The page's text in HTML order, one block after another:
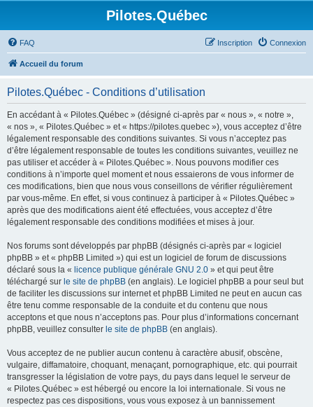
Pilotes.Québec
FAQ Connexion
Inscription
Accueil du forum
Pilotes.Québec - Conditions d’utilisation
En accédant à « Pilotes.Québec » (désigné ci-après par « nous », « notre »,
« nos », « Pilotes.Québec » et « https://pilotes.quebec »), vous acceptez d’être
légalement responsable des conditions suivantes. Si vous n’acceptez pas
d’être légalement responsable de toutes les conditions suivantes, veuillez ne
pas utiliser et accéder à « Pilotes.Québec ». Nous pouvons modifier ces
conditions à n’importe quel moment et nous essaierons de vous informer de
ces modifications, bien que nous vous conseillons de vérifier régulièrement
par vous-même. En effet, si vous continuez à participer à « Pilotes.Québec »
après que des modifications aient été effectuées, vous acceptez d’être
légalement responsable des conditions modifiées et mises à jour.
Nos forums sont développés par phpBB (désignés ci-après par « logiciel
phpBB » et « phpBB Limited ») qui est un logiciel de forum de discussions
déclaré sous la « licence publique générale GNU 2.0 » et qui peut être
téléchargé sur le site de phpBB (en anglais). Le logiciel phpBB a pour seul but
de faciliter les discussions sur internet et phpBB Limited ne peut en aucun cas
être tenu comme responsable de la conduite et du contenu que nous
acceptons et que nous n’acceptons pas. Pour plus d’informations concernant
phpBB, veuillez consulter le site de phpBB (en anglais).
Vous acceptez de ne publier aucun contenu à caractère abusif, obscène,
vulgaire, diffamatoire, choquant, menaçant, pornographique, etc. qui pourrait
transgresser la législation de votre pays, du pays dans lequel le serveur de
« Pilotes.Québec » est hébergé ou encore la loi internationale. Si vous ne
respectez pas ces dispositions, vous vous exposez à un bannissement